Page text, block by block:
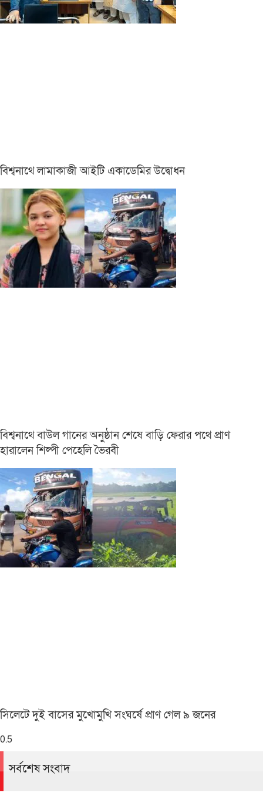
বিশ্বনাথে লামাকাজী আইটি একাডেমির উদ্বোধন
বিশ্বনাথে বাউল গানের অনুষ্ঠান শেষে বাড়ি ফেরার পথে প্রাণ
হারালেন শিল্পী পেহেলি ভৈরবী
সিলেটে দুই বাসের মুখোমুখি সংঘর্ষে প্রাণ গেল ৯ জনের
সর্বশেষ সংবাদ